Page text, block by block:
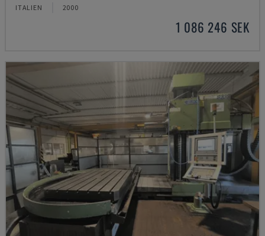
ITALIEN 2000
1 086 246 SEK